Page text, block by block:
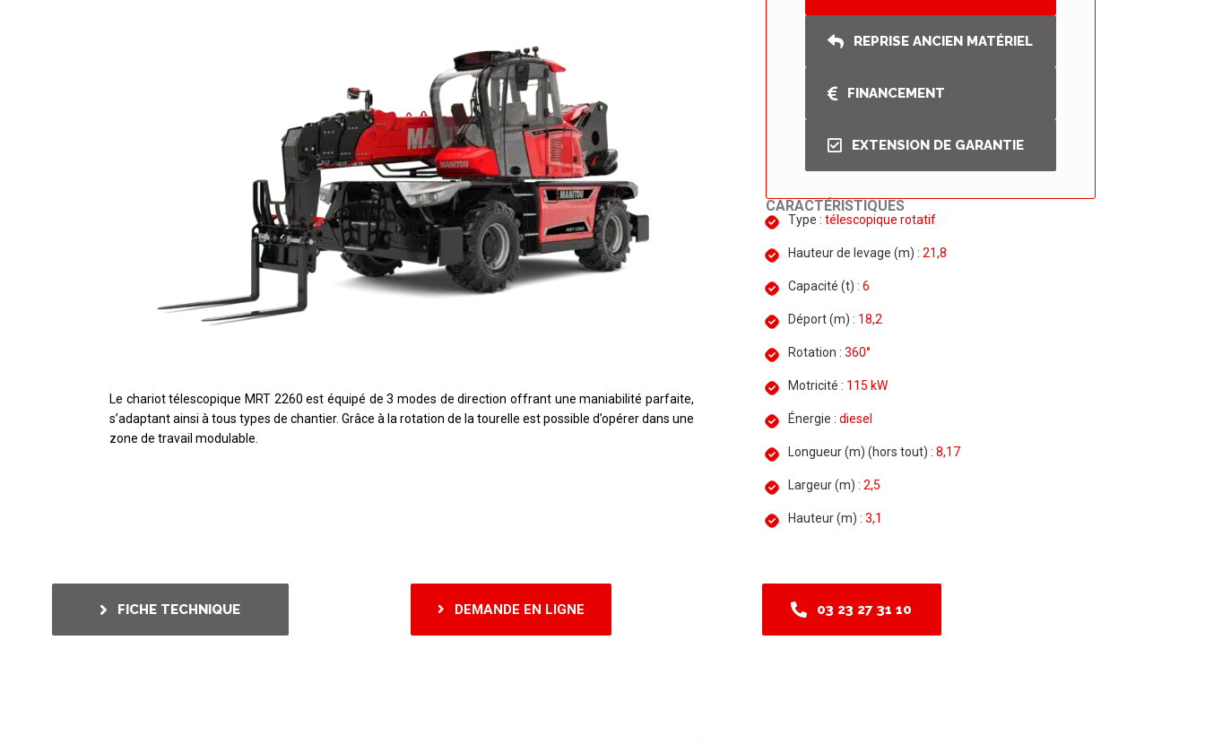
Le chariot télescopique MRT 2260 est équipé de 3 modes de direction offrant une maniabilité parfaite,
s’adaptant ainsi à tous types de chantier. Grâce à la rotation de la tourelle est possible d’opérer dans une
zone de travail modulable.
REPRISE ANCIEN MATÉRIEL
FINANCEMENT
EXTENSION DE GARANTIE
CARACTÉRISTIQUES
Type : télescopique rotatif
Hauteur de levage (m) : 21,8
Capacité (t) : 6
Déport (m) : 18,2
Rotation : 360°
Motricité : 115 kW
Énergie : diesel
Longueur (m) (hors tout) : 8,17
Largeur (m) : 2,5
Hauteur (m) : 3,1
FICHE TECHNIQUE DEMANDE EN LIGNE 03 23 27 31 10